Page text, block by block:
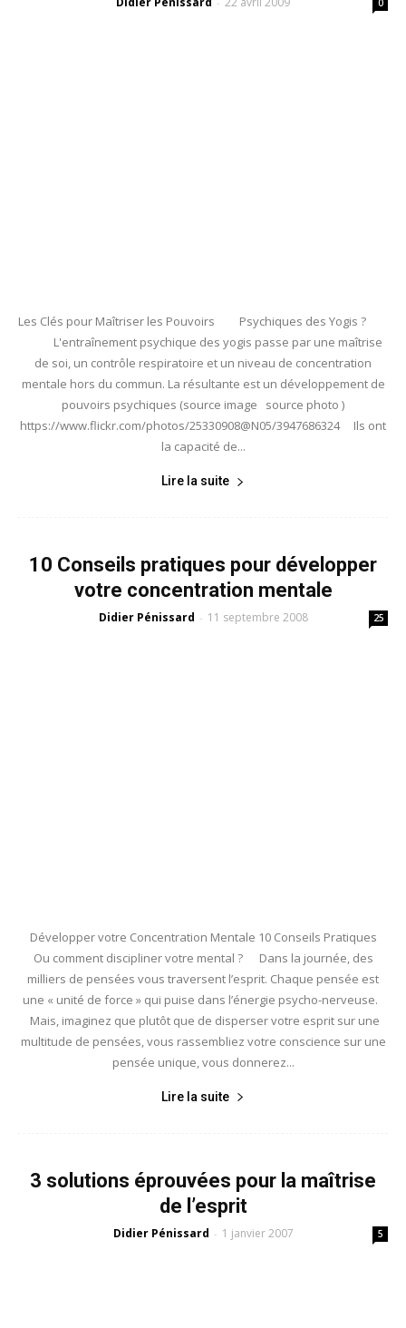
0
Les Clés pour Maîtriser les Pouvoirs Psychiques des Yogis ?
L'entraînement psychique des yogis passe par une maîtrise
de soi, un contrôle respiratoire et un niveau de concentration
mentale hors du commun. La résultante est un développement de
pouvoirs psychiques (source image source photo )
https://www.flickr.com/photos/25330908@N05/3947686324 Ils ont
la capacité de...
Lire la suite
10 Conseils pratiques pour développer
votre concentration mentale
Didier Pénissard - 11 septembre 2008 25
Développer votre Concentration Mentale 10 Conseils Pratiques
Ou comment discipliner votre mental ? Dans la journée, des
milliers de pensées vous traversent l’esprit. Chaque pensée est
une « unité de force » qui puise dans l’énergie psycho-nerveuse.
Mais, imaginez que plutôt que de disperser votre esprit sur une
multitude de pensées, vous rassembliez votre conscience sur une
pensée unique, vous donnerez...
Lire la suite
3 solutions éprouvées pour la maîtrise
de l’esprit
Didier Pénissard - 1 janvier 2007 5